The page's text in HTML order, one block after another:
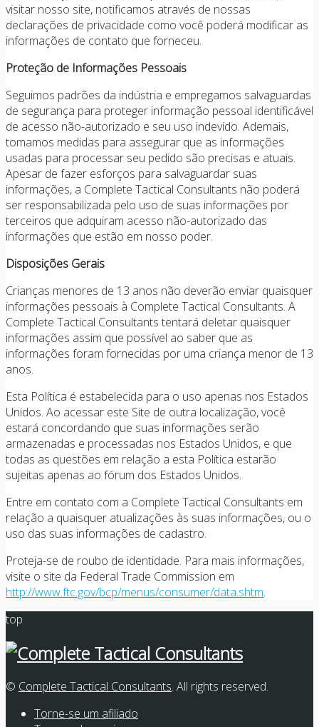
visitar nosso site, notificamos através de nossas
declarações de privacidade como você poderá modificar as
informações de contato que forneceu.
Proteção de Informações Pessoais
Seguimos padrões da indústria e empregamos salvaguardas
de segurança para proteger informação pessoal identificável
de acesso não-autorizado e seu uso indevido. Ademais,
tomamos medidas para assegurar que as informações
usadas para processar seu pedido são precisas e atuais.
Apesar de fazer esforços para salvaguardar suas
informações, a Complete Tactical Consultants não poderá
ser responsabilizada pelo uso de suas informações por
terceiros que adquiram acesso não-autorizado das
informações que estão em nosso poder.
Disposições Gerais
Crianças menores de 13 anos não deverão enviar quaisquer
informações pessoais à Complete Tactical Consultants. A
Complete Tactical Consultants tentará deletar quaisquer
informações assim que possível ao saber que as
informações foram fornecidas por uma criança menor de 13
anos.
Esta Política é estabelecida para o uso apenas nos Estados
Unidos. Ao acessar este Site de outra localização, você
estará concordando que suas informações serão
armazenadas e processadas nos Estados Unidos, e que
todas as questões em relação a esta Política estarão
sujeitas apenas ao fórum dos Estados Unidos.
Entre em contato com a Complete Tactical Consultants em
relação a quaisquer atualizações às suas informações, ou o
uso das suas informações de cadastro.
Proteja-se de roubo de identidade. Para mais informações,
visite o site da Federal Trade Commission em
http://www.ftc.gov/bcp/menus/consumer/data.shtm.
top
© Complete Tactical Consultants. All rights reserved.
Torne-se um afiliado